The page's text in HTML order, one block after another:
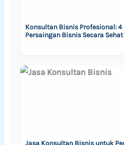
Konsultan Bisnis Profesional:
Persaingan Bisnis Secara Sehat
Jasa Konsultan Bisnis untuk